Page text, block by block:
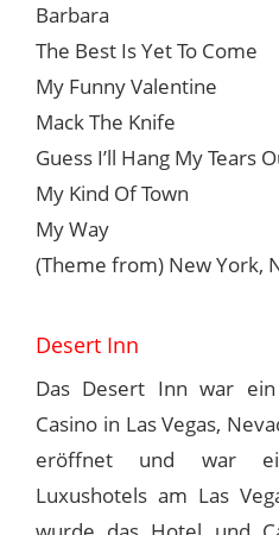
Barbara
The Best Is Yet To Come
My Funny Valentine
Mack The Knife
Guess I’ll Hang My Tears
My Kind Of Town
My Way
(Theme from) New York,
Desert Inn
Das Desert Inn war
Casino in Las Vegas,
eröffnet und war
Luxushotels am Las